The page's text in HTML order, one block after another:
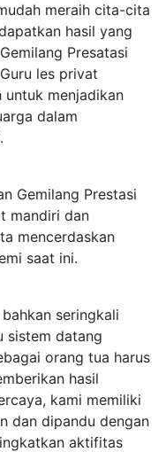
meraih cita-cita
hasil yang
Presatasi
les privat
untuk menjadikan
dalam
Gemilang Prestasi
mandiri dan
mencerdaskan
saat ini.
seringkali
sistem datang
orang tua harus
hasil
kami memiliki
dan dipandu dengan
aktifitas